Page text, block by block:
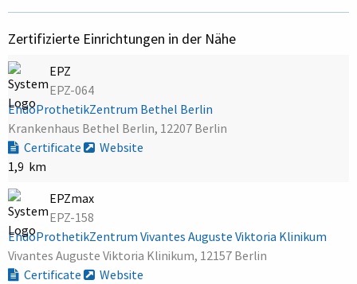
Zertifizierte Einrichtungen in der Nähe
EPZ
EPZ-064
EndoProthetikZentrum Bethel Berlin
Krankenhaus Bethel Berlin, 12207 Berlin
Certificate
Website
1,9 km
EPZmax
EPZ-158
EndoProthetikZentrum Vivantes Auguste Viktoria Klinikum
Vivantes Auguste Viktoria Klinikum, 12157 Berlin
Certificate
Website